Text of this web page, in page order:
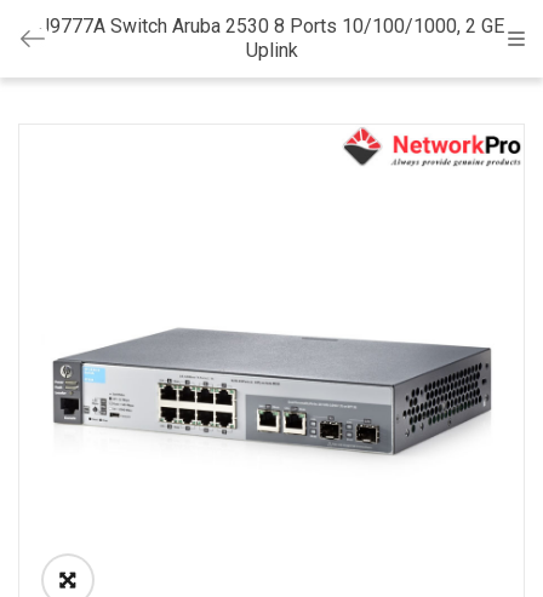
J9777A Switch Aruba 2530 8 Ports 10/100/1000, 2 GE
Uplink